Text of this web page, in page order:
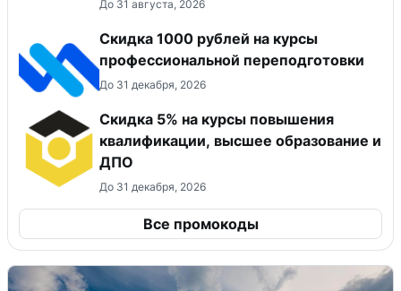
До 31 августа, 2026
Скидка 1000 рублей на курсы
профессиональной переподготовки
До 31 декабря, 2026
Скидка 5% на курсы повышения
квалификации, высшее образование и
ДПО
До 31 декабря, 2026
Все промокоды